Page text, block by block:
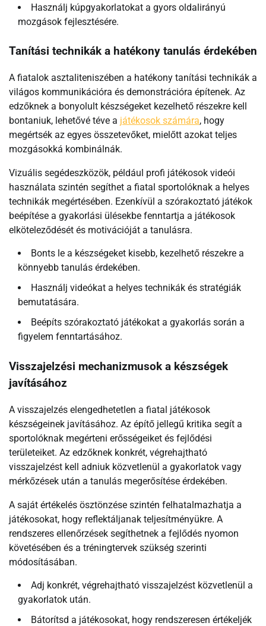
Használj kúpgyakorlatokat a gyors oldalirányú
mozgások fejlesztésére.
Tanítási technikák a hatékony tanulás érdekében
A fiatalok asztaliteniszében a hatékony tanítási technikák a
világos kommunikációra és demonstrációra építenek. Az
edzőknek a bonyolult készségeket kezelhető részekre kell
bontaniuk, lehetővé téve a játékosok számára, hogy
megértsék az egyes összetevőket, mielőtt azokat teljes
mozgásokká kombinálnák.
Vizuális segédeszközök, például profi játékosok videói
használata szintén segíthet a fiatal sportolóknak a helyes
technikák megértésében. Ezenkívül a szórakoztató játékok
beépítése a gyakorlási ülésekbe fenntartja a játékosok
elköteleződését és motivációját a tanulásra.
Bonts le a készségeket kisebb, kezelhető részekre a
könnyebb tanulás érdekében.
Használj videókat a helyes technikák és stratégiák
bemutatására.
Beépíts szórakoztató játékokat a gyakorlás során a
figyelem fenntartásához.
Visszajelzési mechanizmusok a készségek
javításához
A visszajelzés elengedhetetlen a fiatal játékosok
készségeinek javításához. Az építő jellegű kritika segít a
sportolóknak megérteni erősségeiket és fejlődési
területeiket. Az edzőknek konkrét, végrehajtható
visszajelzést kell adniuk közvetlenül a gyakorlatok vagy
mérkőzések után a tanulás megerősítése érdekében.
A saját értékelés ösztönzése szintén felhatalmazhatja a
játékosokat, hogy reflektáljanak teljesítményükre. A
rendszeres ellenőrzések segíthetnek a fejlődés nyomon
követésében és a tréningtervek szükség szerinti
módosításában.
Adj konkrét, végrehajtható visszajelzést közvetlenül a
gyakorlatok után.
Bátorítsd a játékosokat, hogy rendszeresen értékeljék